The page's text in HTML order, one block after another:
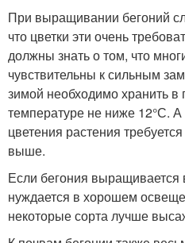
При выращивании бегоний
что цветки эти очень
должны знать о том, что
чувствительны к сильным
зимой необходимо хранить в
температуре не ниже 12°С.
цветения растения
выше.
Если бегония выращивается
нуждается в хорошем
некоторые сорта лучше